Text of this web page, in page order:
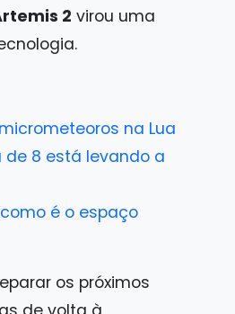
2 virou uma
na Lua
de 8 está levando a
é o espaço
os próximos